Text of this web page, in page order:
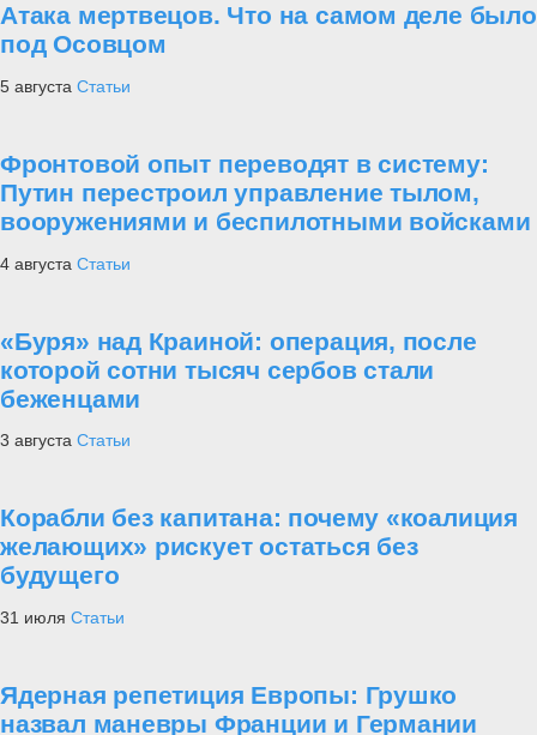
Атака мертвецов. Что на самом деле было
под Осовцом
5 августа Статьи
Фронтовой опыт переводят в систему:
Путин перестроил управление тылом,
вооружениями и беспилотными войсками
4 августа Статьи
«Буря» над Краиной: операция, после
которой сотни тысяч сербов стали
беженцами
3 августа Статьи
Корабли без капитана: почему «коалиция
желающих» рискует остаться без
будущего
31 июля Статьи
Ядерная репетиция Европы: Грушко
назвал маневры Франции и Германии